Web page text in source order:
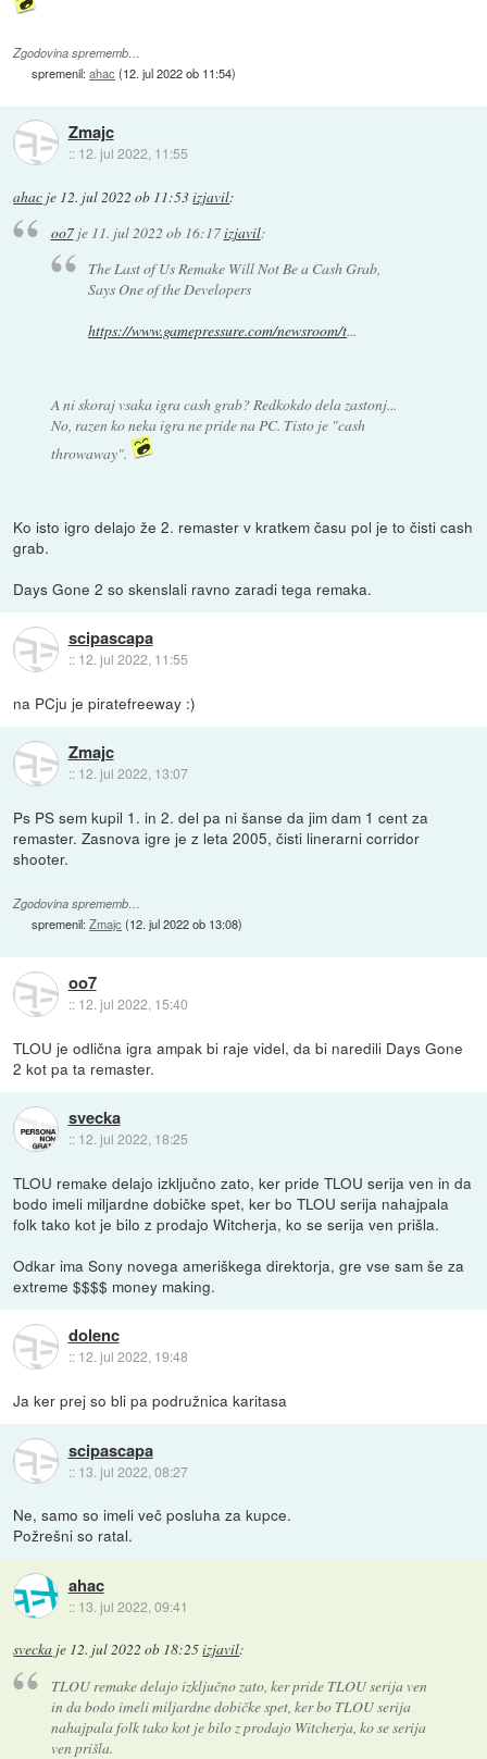
Zgodovina sprememb…
spremenil:ahac (12. jul 2022 ob 11:54)
Zmajc
:: 12. jul 2022, 11:55
ahac je 12. jul 2022 ob 11:53izjavil:
oo7je 11. jul 2022 ob 16:17izjavil:
The Last of Us Remake Will Not Be a Cash Grab,
Says One of the Developers
https://www.gamepressure.com/newsroom/t...
A ni skoraj vsaka igra cash grab? Redkokdo dela zastonj...
No, razen ko neka igra ne pride na PC. Tisto je "cash
throwaway".
Ko isto igro delajo že 2. remaster v kratkem času pol je to čisti cash
grab.
Days Gone 2 so skenslali ravno zaradi tega remaka.
scipascapa
:: 12. jul 2022, 11:55
na PCju je piratefreeway :)
Zmajc
:: 12. jul 2022, 13:07
Ps PS sem kupil 1. in 2. del pa ni šanse da jim dam 1 cent za
remaster. Zasnova igre je z leta 2005, čisti linerarni corridor
shooter.
Zgodovina sprememb…
spremenil:Zmajc (12. jul 2022 ob 13:08)
oo7
:: 12. jul 2022, 15:40
TLOU je odlična igra ampak bi raje videl, da bi naredili Days Gone
2 kot pa ta remaster.
svecka
:: 12. jul 2022, 18:25
TLOU remake delajo izključno zato, ker pride TLOU serija ven in da
bodo imeli miljardne dobičke spet, ker bo TLOU serija nahajpala
folk tako kot je bilo z prodajo Witcherja, ko se serija ven prišla.
Odkar ima Sony novega ameriškega direktorja, gre vse sam še za
extreme $$$$ money making.
dolenc
:: 12. jul 2022, 19:48
Ja ker prej so bli pa podružnica karitasa
scipascapa
:: 13. jul 2022, 08:27
Ne, samo so imeli več posluha za kupce.
Požrešni so ratal.
ahac
:: 13. jul 2022, 09:41
svecka je 12. jul 2022 ob 18:25izjavil:
TLOU remake delajo izključno zato, ker pride TLOU serija ven
in da bodo imeli miljardne dobičke spet, ker bo TLOU serija
nahajpala folk tako kot je bilo z prodajo Witcherja, ko se serija
ven prišla.